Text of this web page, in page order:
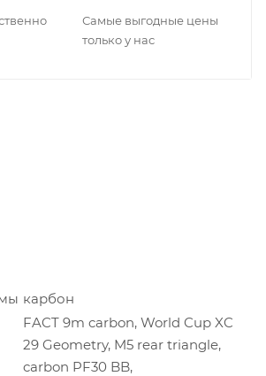
Самые выгодные цены
только у нас
карбон
FACT 9m carbon, World Cup XC
29 Geometry, M5 rear triangle,
carbon PF30 BB,